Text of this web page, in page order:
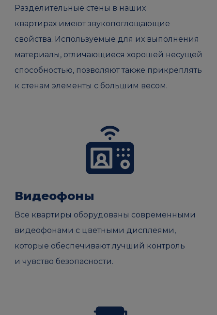
Разделительные стены в наших
квартирах имеют звукопоглощающие
свойства. Используемые для их выполнения
материалы, отличающиеся хорошей несущей
способностью, позволяют также прикреплять
к стенам элементы с большим весом.
Видеофоны
Все квартиры оборудованы современными
видеофонами с цветными дисплеями,
которые обеспечивают лучший контроль
и чувство безопасности.